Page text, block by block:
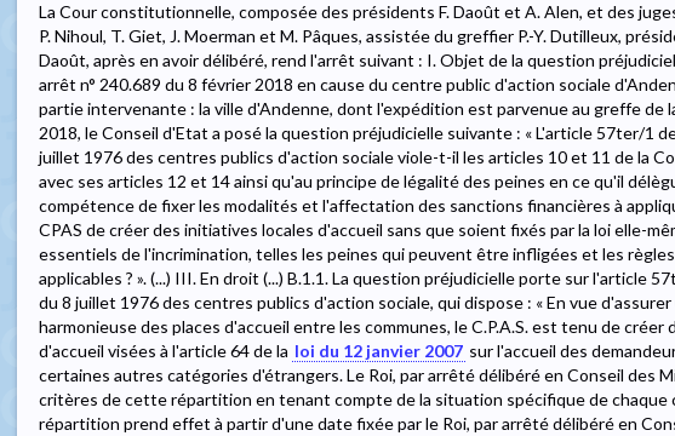
La Cour constitutionnelle, composée des présidents F. Daoût et A. Alen, et des
P. Nihoul, T. Giet, J. Moerman et M. Pâques, assistée du greffier P.-Y. Dutilleux,
Daoût, après en avoir délibéré, rend l'arrêt suivant : I. Objet de la question
arrêt n° 240.689 du 8 février 2018 en cause du centre public d'action sociale
partie intervenante : la ville d'Andenne, dont l'expédition est parvenue au greffe de
2018, le Conseil d'Etat a posé la question préjudicielle suivante : « L'article 57ter/1
juillet 1976 des centres publics d'action sociale viole-t-il les articles 10 et 11 de la
avec ses articles 12 et 14 ainsi qu'au principe de légalité des peines en ce qu'il
compétence de fixer les modalités et l'affectation des sanctions financières à
CPAS de créer des initiatives locales d'accueil sans que soient fixés par la loi elle-
essentiels de l'incrimination, telles les peines qui peuvent être infligées et les
applicables ? ». (...) III. En droit (...) B.1.1. La question préjudicielle porte sur l'article
du 8 juillet 1976 des centres publics d'action sociale, qui dispose : « En vue
harmonieuse des places d'accueil entre les communes, le C.P.A.S. est tenu de créer
d'accueil visées à l'article 64 de la loi du 12 janvier 2007 sur l'accueil des
certaines autres catégories d'étrangers. Le Roi, par arrêté délibéré en Conseil des
critères de cette répartition en tenant compte de la situation spécifique de chaque
répartition prend effet à partir d'une date fixée par le Roi, par arrêté délibéré en